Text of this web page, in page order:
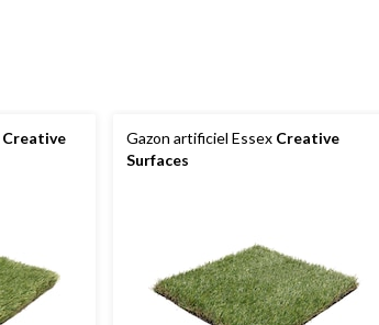
Creative
Gazon artificiel Essex Creative
Surfaces